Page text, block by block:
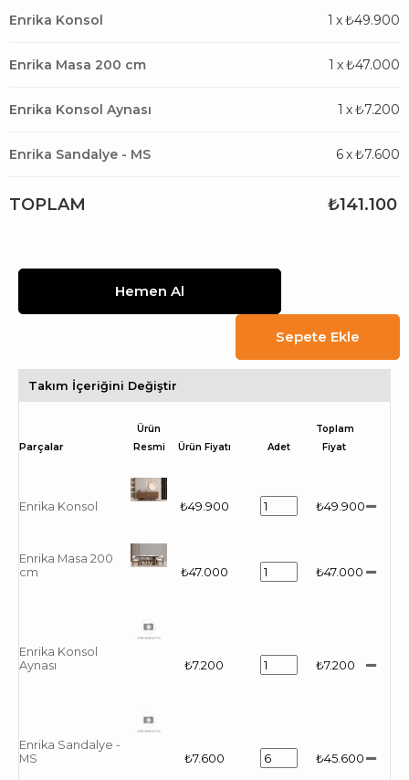
Enrika Konsol 1 x₺49.900
Enrika Masa 200 cm 1 x₺47.000
Enrika Konsol Aynası 1 x₺7.200
Enrika Sandalye - MS 6x₺7.600
TOPLAM ₺141.100
Takım İçeriğini Değiştir
Ürün
Resmi
Ürün Fiyatı Adet
Toplam
Fiyat
Enrika Konsol ₺49.900 ₺49.900
Enrika Masa 200
cm
₺47.000 ₺47.000
Enrika Konsol
Aynası
₺7.200 ₺7.200
Enrika Sandalye -
MS
₺7.600 ₺45.600